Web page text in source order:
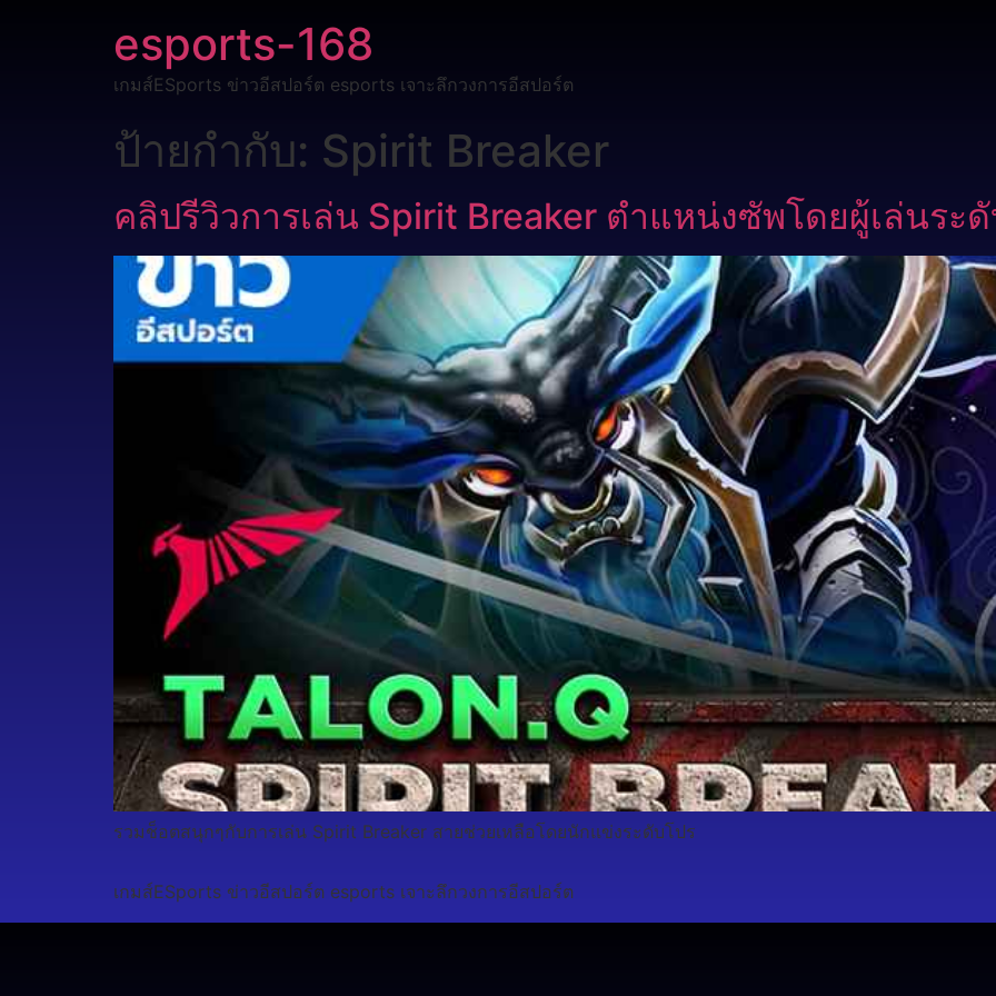
esports-168
เกมส์ESports ข่าวอีสปอร์ต esports เจาะลึกวงการอีสปอร์ต
ป้ายกำกับ: Spirit Breaker
คลิปรีวิวการเล่น Spirit Breaker ตำแหน่งซัพโดยผู้เล่นระ
รวมช็อตสนุกๆกับการเล่น Spirit Breaker สายช่วยเหลือโดยนักแข่งระดับโปร
เกมส์ESports ข่าวอีสปอร์ต esports เจาะลึกวงการอีสปอร์ต